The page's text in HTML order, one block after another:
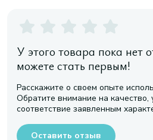
У этого товара пока нет
можете стать первым!
Расскажите о своем опыте
Обратите внимание на качество,
соответствие заявленным
Оставить отзыв